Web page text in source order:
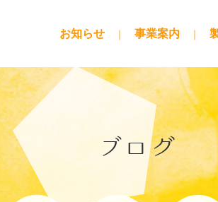
お知らせ 事業案内
ブログ